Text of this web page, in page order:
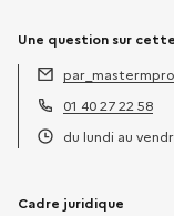
Une question sur
Adresse électronique
Téléphone :
01 40 27 22 58
du lundi au
Cadre juridique